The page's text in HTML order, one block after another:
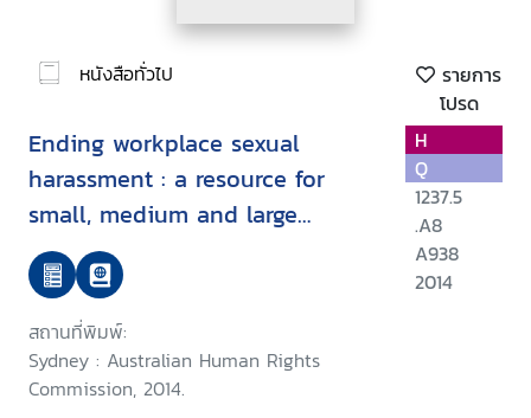
หนังสือทั่วไป
รายการ
โปรด
Ending workplace sexual
harassment : a resource for
small, medium and large
employers
สถานที่พิมพ์:
Sydney : Australian Human Rights
Commission, 2014.
H
Q
1237.5
.A8
A938
2014